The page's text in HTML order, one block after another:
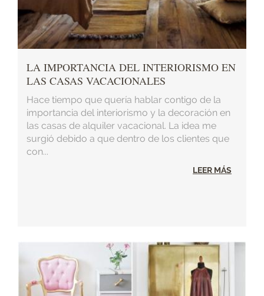
LA IMPORTANCIA DEL INTERIORISMO EN
LAS CASAS VACACIONALES
Hace tiempo que quería hablar contigo de la
importancia del interiorismo y la decoración en
las casas de alquiler vacacional. La idea me
surgió debido a que dentro de los clientes que
con...
LEER MÁS